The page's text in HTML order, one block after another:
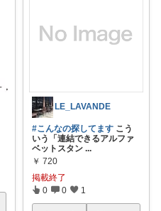
LE_LAVANDE
#こんなの探してます こう
いう「連結できるアルファ
ベットスタン ...
￥ 720
掲載終了
0 0 1